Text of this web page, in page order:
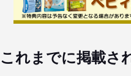
これまでに掲載さ